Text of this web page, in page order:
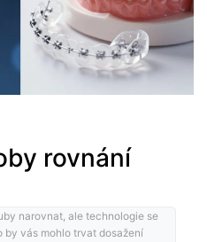
rovnání
narovnat, ale technologie se
by vás mohlo trvat dosažení